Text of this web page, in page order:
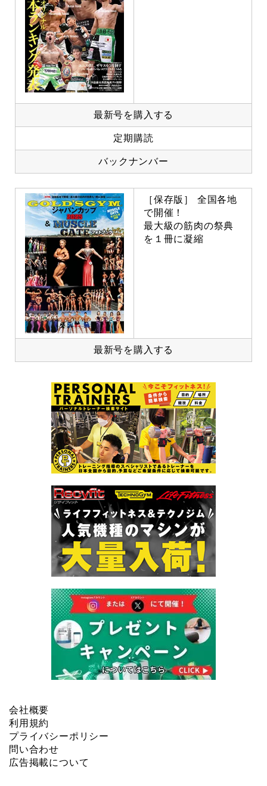
最新号を購入する
定期購読
バックナンバー
［保存版］ 全国各地
で開催！
最大級の筋肉の祭典
を１冊に凝縮
最新号を購入する
会社概要
利用規約
プライバシーポリシー
問い合わせ
広告掲載について